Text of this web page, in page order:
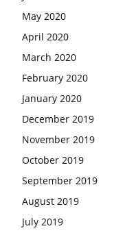
May 2020
April 2020
March 2020
February 2020
January 2020
December 2019
November 2019
October 2019
September 2019
August 2019
July 2019